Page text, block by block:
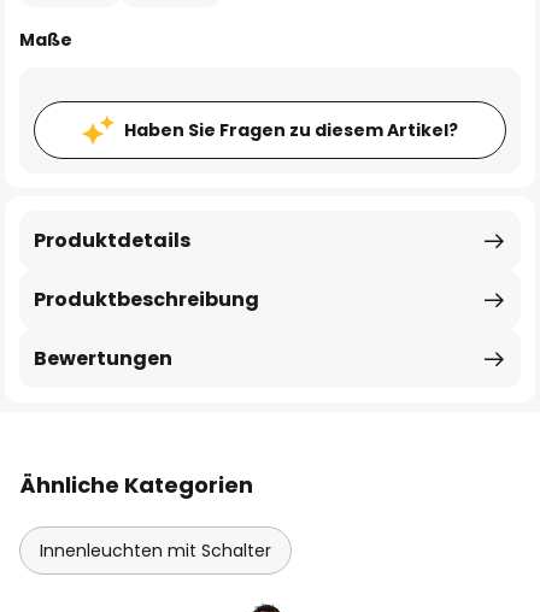
Maße
Haben Sie Fragen zu diesem Artikel?
Produktbeschreibung
Produktdetails
Bewertungen
Ähnliche Kategorien
Innenleuchten mit Schalter